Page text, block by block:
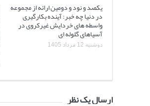
یکصد و نود و دومین ارائه از مجموعه
در دنیا چه خبر: آینده بکارگیری
واسطه های خردایش غیرکروی در
آسیاهای گلوله ای
دوشنبه 12 مرداد 1405
ارسال یک نظر